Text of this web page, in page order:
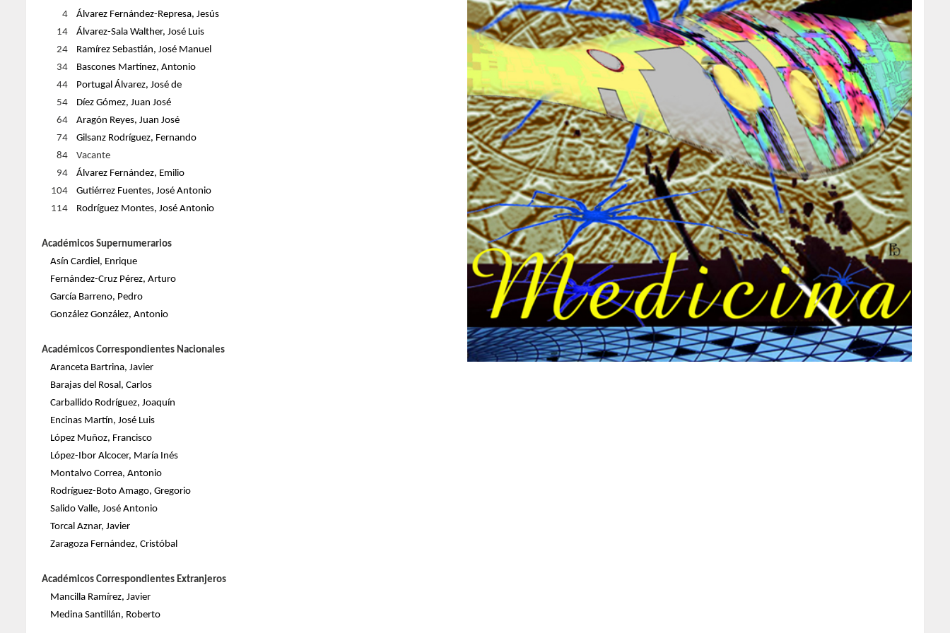
4 Álvarez Fernández-Represa, Jesús
14 Álvarez-Sala Walther, José Luis
24 Ramírez Sebastián, José Manuel
34 Bascones Martínez, Antonio
44 Portugal Álvarez, José de
54 Díez Gómez, Juan José
64 Aragón Reyes, Juan José
74 Gilsanz Rodríguez, Fernando
84 Vacante
94 Álvarez Fernández, Emilio
104 Gutiérrez Fuentes, José Antonio
114 Rodríguez Montes, José Antonio
Académicos Supernumerarios
Asín Cardiel, Enrique
Fernández-Cruz Pérez, Arturo
García Barreno, Pedro
González González, Antonio
Académicos Correspondientes Nacionales
Aranceta Bartrina, Javier
Barajas del Rosal, Carlos
Carballido Rodríguez, Joaquín
Encinas Martín, José Luis
López Muñoz, Francisco
López-Ibor Alcocer, María Inés
Montalvo Correa, Antonio
Rodríguez-Boto Amago, Gregorio
Salido Valle, José Antonio
Torcal Aznar, Javier
Zaragoza Fernández, Cristóbal
Académicos Correspondientes Extranjeros
Mancilla Ramírez, Javier
Medina Santillán, Roberto